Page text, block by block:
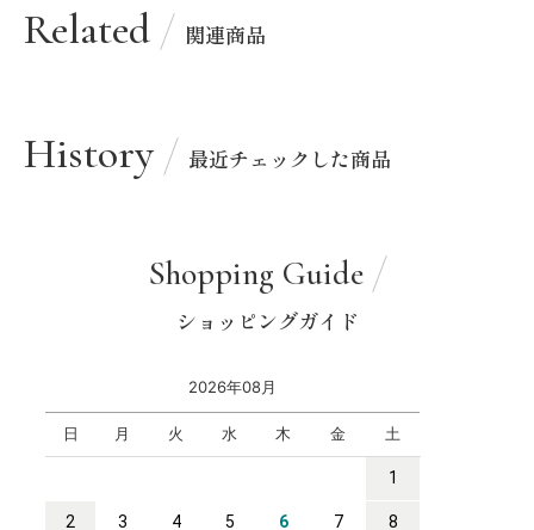
Related 関連商品
History 最近チェックした商品
Shopping Guide
ショッピングガイド